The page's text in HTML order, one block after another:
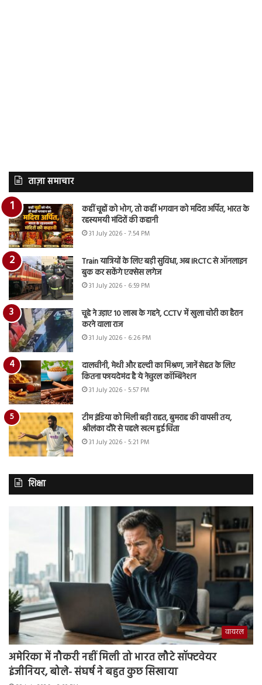
ताज़ा समाचार
कहीं चूहों को भोग, तो कहीं भगवान को मदिरा अर्पित, भारत के
रहस्यमयी मंदिरों की कहानी
31 July 2026 - 7:54 PM
Train यात्रियों के लिए बड़ी सुविधा, अब IRCTC से ऑनलाइन
बुक कर सकेंगे एक्सेस लगेज
31 July 2026 - 6:59 PM
चूहे ने उड़ाए 10 लाख के गहने, CCTV में खुला चोरी का हैरान
करने वाला राज
31 July 2026 - 6:26 PM
दालचीनी, मेथी और हल्दी का मिश्रण, जानें सेहत के लिए
कितना फायदेमंद है ये नेचुरल कॉम्बिनेशन
31 July 2026 - 5:57 PM
टीम इंडिया को मिली बड़ी राहत, बुमराह की वापसी तय,
श्रीलंका दौरे से पहले खत्म हुई चिंता
31 July 2026 - 5:21 PM
शिक्षा
वायरल
अमेरिका में नौकरी नहीं मिली तो भारत लौटे सॉफ्टवेयर
इंजीनियर, बोले- संघर्ष ने बहुत कुछ सिखाया